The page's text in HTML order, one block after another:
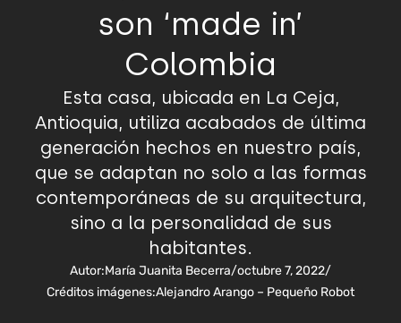
son ‘made in’
Colombia
Esta casa, ubicada en La Ceja,
Antioquia, utiliza acabados de última
generación hechos en nuestro país,
que se adaptan no solo a las formas
contemporáneas de su arquitectura,
sino a la personalidad de sus
habitantes.
Autor:María Juanita Becerra/octubre 7, 2022/
Créditos imágenes:Alejandro Arango – Pequeño Robot